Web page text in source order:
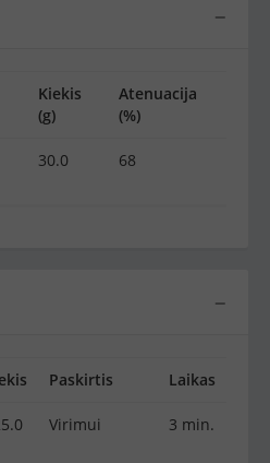
−
Kiekis
(g)
Atenuacija
(%)
30.0 68
−
Paskirtis Laikas
Virimui 3 min.